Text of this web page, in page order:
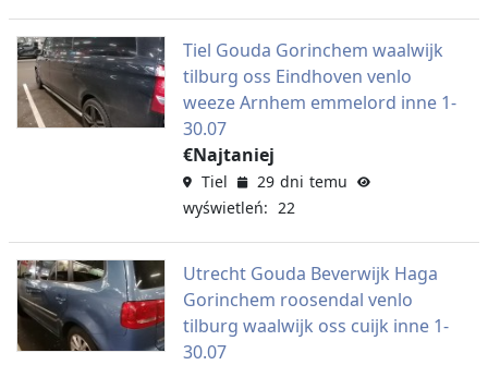
Tiel Gouda Gorinchem waalwijk
tilburg oss Eindhoven venlo
weeze Arnhem emmelord inne 1-
30.07
€Najtaniej
Tiel
29 dni temu
wyświetleń: 22
Utrecht Gouda Beverwijk Haga
Gorinchem roosendal venlo
tilburg waalwijk oss cuijk inne 1-
30.07